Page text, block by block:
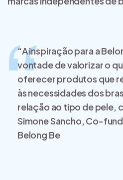
“A inspiração para a
vontade de valorizar o
oferecer produtos que
às necessidades dos
relação ao tipo de pele,
Simone Sancho, Co-
Belong Be